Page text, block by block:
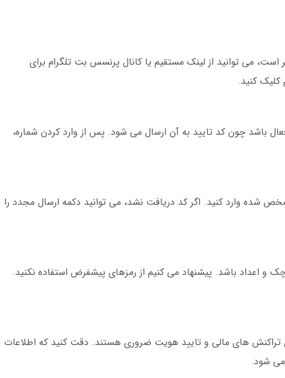
می توانید از لینک مستقیم یا کانال پرنسس بت تلگرام برای
کلیک کنید.
کنید. این شماره باید فعال باشد چون کد تایید به آن ارسال می شود. پس از وارد کردن شماره،
شده وارد کنید. اگر کد دریافت نشد، می توانید دکمه ارسال مجدد را
بزرگ، کوچک و اعداد باشد. پیشنهاد می کنیم از رمزهای پیشفرض استفاده نکنید.
تراکنش های مالی و تایید هویت ضروری هستند. دقت کنید که اطلاعات
می شود.